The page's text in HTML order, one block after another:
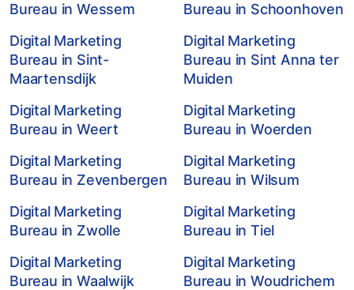
Bureau in Wessem
Bureau in Schoonhoven
Digital Marketing
Bureau in Sint-
Maartensdijk
Digital Marketing
Bureau in Sint Anna ter
Muiden
Digital Marketing
Bureau in Weert
Digital Marketing
Bureau in Woerden
Digital Marketing
Bureau in Zevenbergen
Digital Marketing
Bureau in Wilsum
Digital Marketing
Bureau in Zwolle
Digital Marketing
Bureau in Tiel
Digital Marketing
Bureau in Waalwijk
Digital Marketing
Bureau in Woudrichem